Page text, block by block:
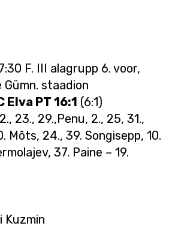
F. III alagrupp 6. voor,
staadion
Elva PT 16:1 (6:1)
23., 29.,Penu, 2., 25, 31.,
Mõts, 24., 39. Songisepp, 10.
37. Paine – 19.
Kuzmin